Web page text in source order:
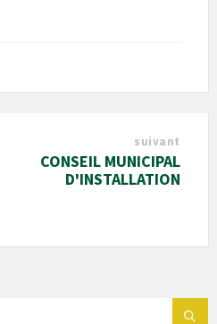
suivant
CONSEIL MUNICIPAL
D'INSTALLATION